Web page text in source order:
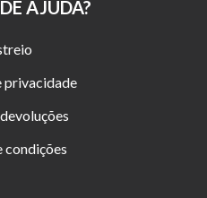
AJUDA?
privacidade
condições